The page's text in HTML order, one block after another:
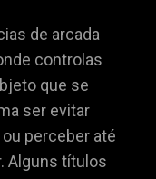
de arcada
controlas
que se
ser evitar
perceber até
Alguns títulos